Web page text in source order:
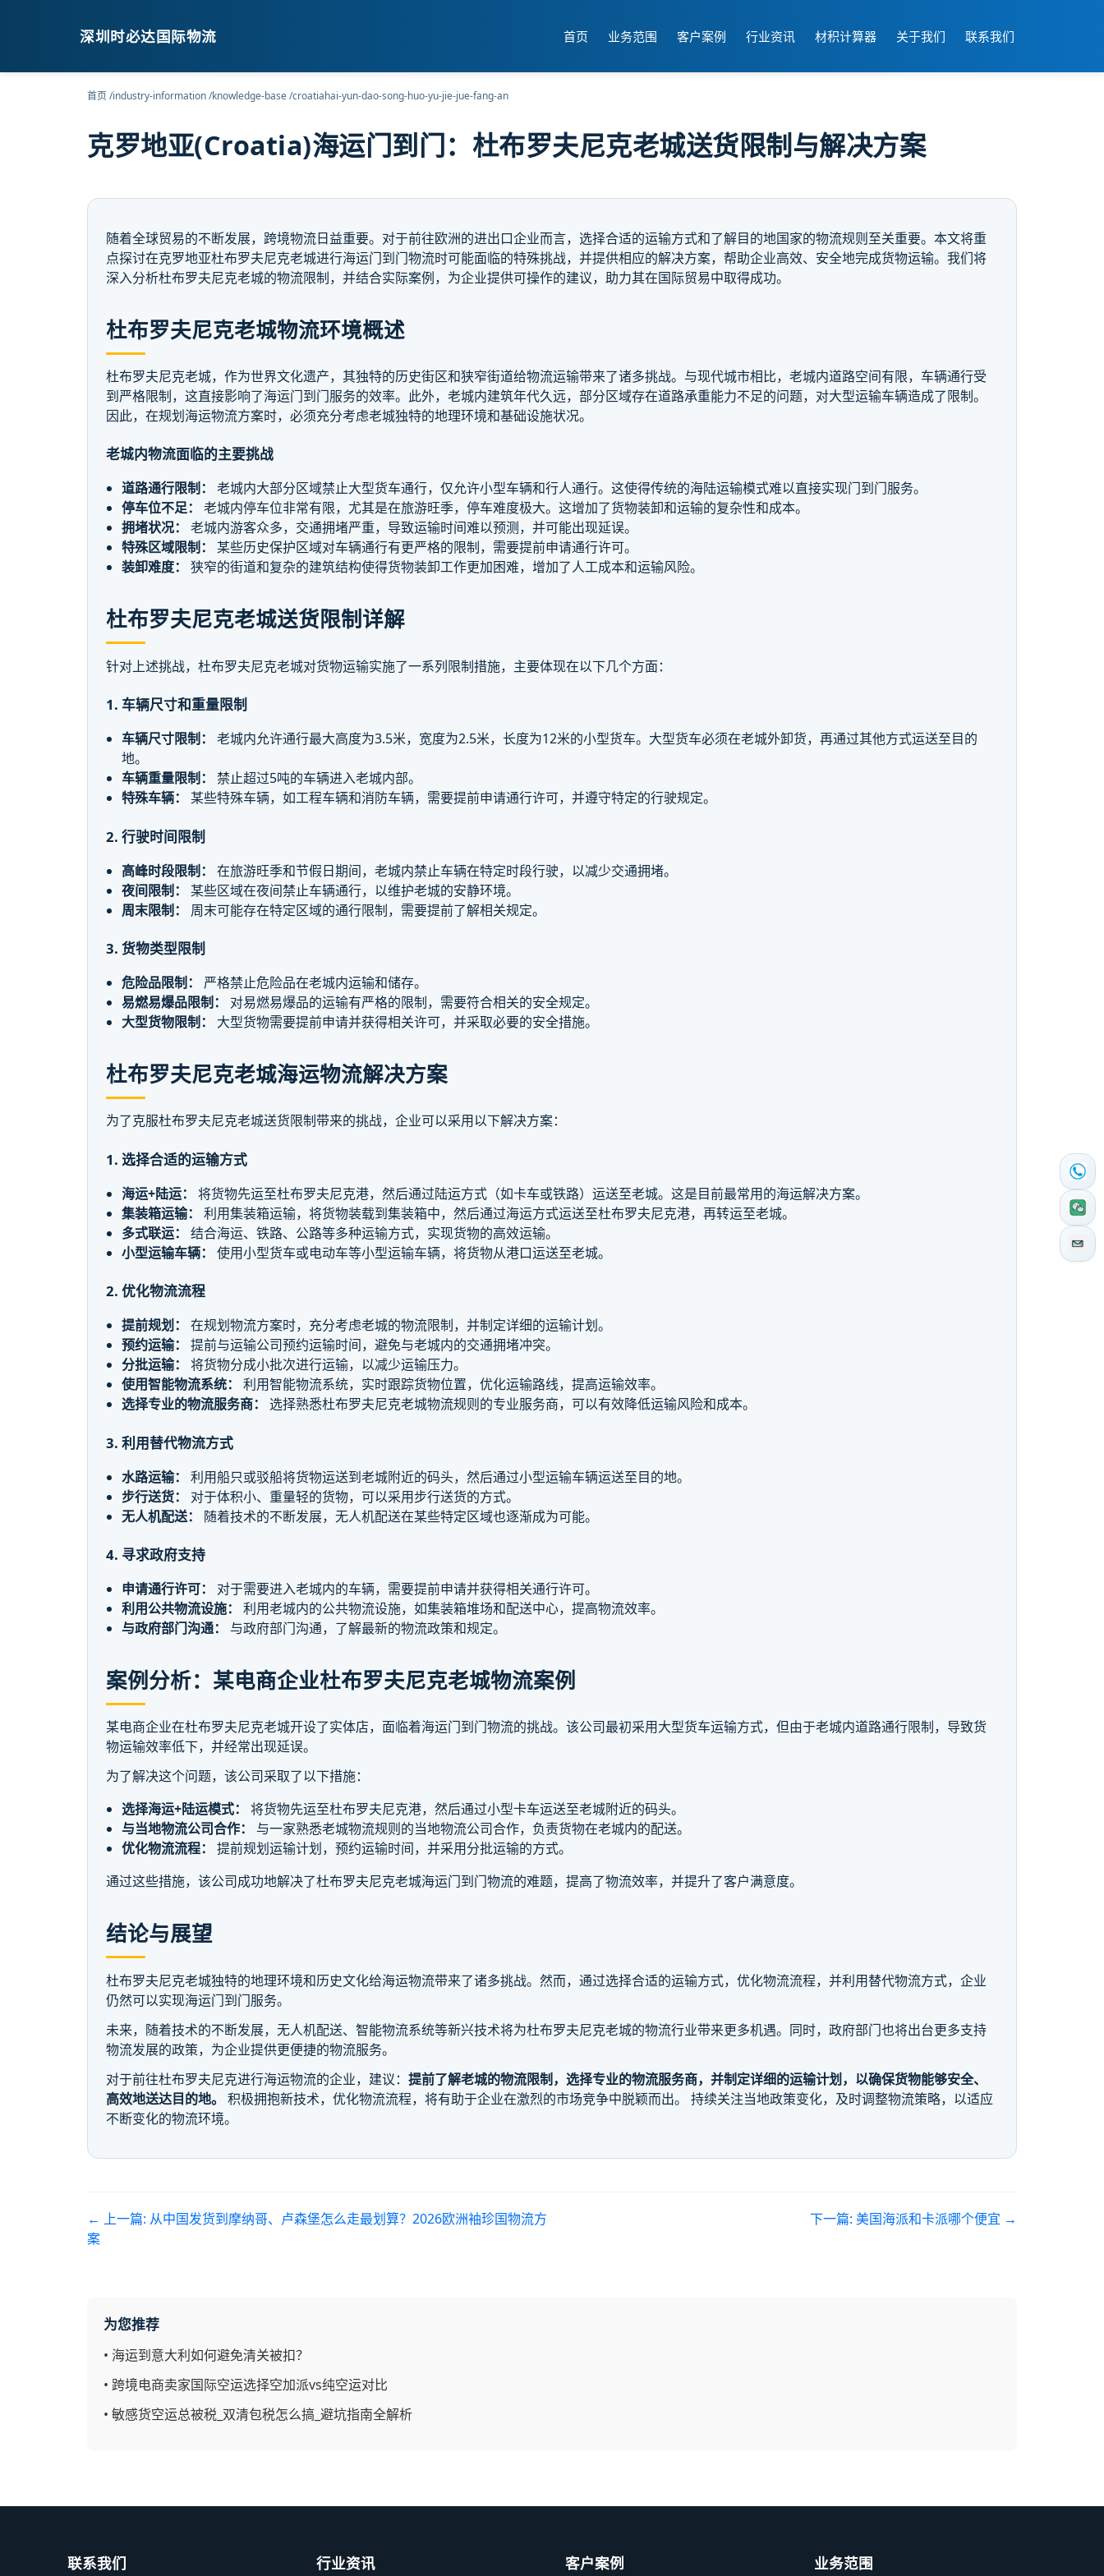
深圳时必达国际物流 首页 业务范围 客户案例 行业资讯 材积计算器 关于我们 联系我们
首页/industry-information/knowledge-base/croatiahai-yun-dao-song-huo-yu-jie-jue-fang-an
克罗地亚(Croatia)海运门到门：杜布罗夫尼克老城送货限制与解决方案
随着全球贸易的不断发展，跨境物流日益重要。对于前往欧洲的进出口企业而言，选择合适的运输方式和了解目的地国家的物流规则至关重要。本文将重
点探讨在克罗地亚杜布罗夫尼克老城进行海运门到门物流时可能面临的特殊挑战，并提供相应的解决方案，帮助企业高效、安全地完成货物运输。我们将
深入分析杜布罗夫尼克老城的物流限制，并结合实际案例，为企业提供可操作的建议，助力其在国际贸易中取得成功。
杜布罗夫尼克老城物流环境概述
杜布罗夫尼克老城，作为世界文化遗产，其独特的历史街区和狭窄街道给物流运输带来了诸多挑战。与现代城市相比，老城内道路空间有限，车辆通行受
到严格限制，这直接影响了海运门到门服务的效率。此外，老城内建筑年代久远，部分区域存在道路承重能力不足的问题，对大型运输车辆造成了限制。
因此，在规划海运物流方案时，必须充分考虑老城独特的地理环境和基础设施状况。
老城内物流面临的主要挑战
道路通行限制：
老城内大部分区域禁止大型货车通行，仅允许小型车辆和行人通行。这使得传统的海陆运输模式难以直接实现门到门服务。
停车位不足：
老城内停车位非常有限，尤其是在旅游旺季，停车难度极大。这增加了货物装卸和运输的复杂性和成本。
拥堵状况：
老城内游客众多，交通拥堵严重，导致运输时间难以预测，并可能出现延误。
特殊区域限制：
某些历史保护区域对车辆通行有更严格的限制，需要提前申请通行许可。
装卸难度：
狭窄的街道和复杂的建筑结构使得货物装卸工作更加困难，增加了人工成本和运输风险。
杜布罗夫尼克老城送货限制详解
针对上述挑战，杜布罗夫尼克老城对货物运输实施了一系列限制措施，主要体现在以下几个方面：
1. 车辆尺寸和重量限制
车辆尺寸限制：
老城内允许通行最大高度为3.5米，宽度为2.5米，长度为12米的小型货车。大型货车必须在老城外卸货，再通过其他方式运送至目的
地。
车辆重量限制：
禁止超过5吨的车辆进入老城内部。
特殊车辆：
某些特殊车辆，如工程车辆和消防车辆，需要提前申请通行许可，并遵守特定的行驶规定。
2. 行驶时间限制
高峰时段限制：
在旅游旺季和节假日期间，老城内禁止车辆在特定时段行驶，以减少交通拥堵。
夜间限制：
某些区域在夜间禁止车辆通行，以维护老城的安静环境。
周末限制：
周末可能存在特定区域的通行限制，需要提前了解相关规定。
3. 货物类型限制
危险品限制：
严格禁止危险品在老城内运输和储存。
易燃易爆品限制：
对易燃易爆品的运输有严格的限制，需要符合相关的安全规定。
大型货物限制：
大型货物需要提前申请并获得相关许可，并采取必要的安全措施。
杜布罗夫尼克老城海运物流解决方案
为了克服杜布罗夫尼克老城送货限制带来的挑战，企业可以采用以下解决方案：
1. 选择合适的运输方式
海运+陆运：
将货物先运至杜布罗夫尼克港，然后通过陆运方式（如卡车或铁路）运送至老城。这是目前最常用的海运解决方案。
集装箱运输：
利用集装箱运输，将货物装载到集装箱中，然后通过海运方式运送至杜布罗夫尼克港，再转运至老城。
多式联运：
结合海运、铁路、公路等多种运输方式，实现货物的高效运输。
小型运输车辆：
使用小型货车或电动车等小型运输车辆，将货物从港口运送至老城。
2. 优化物流流程
提前规划：
在规划物流方案时，充分考虑老城的物流限制，并制定详细的运输计划。
预约运输：
提前与运输公司预约运输时间，避免与老城内的交通拥堵冲突。
分批运输：
将货物分成小批次进行运输，以减少运输压力。
使用智能物流系统：
利用智能物流系统，实时跟踪货物位置，优化运输路线，提高运输效率。
选择专业的物流服务商：
选择熟悉杜布罗夫尼克老城物流规则的专业服务商，可以有效降低运输风险和成本。
3. 利用替代物流方式
水路运输：
利用船只或驳船将货物运送到老城附近的码头，然后通过小型运输车辆运送至目的地。
步行送货：
对于体积小、重量轻的货物，可以采用步行送货的方式。
无人机配送：
随着技术的不断发展，无人机配送在某些特定区域也逐渐成为可能。
4. 寻求政府支持
申请通行许可：
对于需要进入老城内的车辆，需要提前申请并获得相关通行许可。
利用公共物流设施：
利用老城内的公共物流设施，如集装箱堆场和配送中心，提高物流效率。
与政府部门沟通：
与政府部门沟通，了解最新的物流政策和规定。
案例分析：某电商企业杜布罗夫尼克老城物流案例
某电商企业在杜布罗夫尼克老城开设了实体店，面临着海运门到门物流的挑战。该公司最初采用大型货车运输方式，但由于老城内道路通行限制，导致货
物运输效率低下，并经常出现延误。
为了解决这个问题，该公司采取了以下措施：
选择海运+陆运模式：
将货物先运至杜布罗夫尼克港，然后通过小型卡车运送至老城附近的码头。
与当地物流公司合作：
与一家熟悉老城物流规则的当地物流公司合作，负责货物在老城内的配送。
优化物流流程：
提前规划运输计划，预约运输时间，并采用分批运输的方式。
通过这些措施，该公司成功地解决了杜布罗夫尼克老城海运门到门物流的难题，提高了物流效率，并提升了客户满意度。
结论与展望
杜布罗夫尼克老城独特的地理环境和历史文化给海运物流带来了诸多挑战。然而，通过选择合适的运输方式，优化物流流程，并利用替代物流方式，企业
仍然可以实现海运门到门服务。
未来，随着技术的不断发展，无人机配送、智能物流系统等新兴技术将为杜布罗夫尼克老城的物流行业带来更多机遇。同时，政府部门也将出台更多支持
物流发展的政策，为企业提供更便捷的物流服务。
对于前往杜布罗夫尼克进行海运物流的企业，建议：提前了解老城的物流限制，选择专业的物流服务商，并制定详细的运输计划，以确保货物能够安全、
高效地送达目的地。 积极拥抱新技术，优化物流流程，将有助于企业在激烈的市场竞争中脱颖而出。 持续关注当地政策变化，及时调整物流策略，以适应
不断变化的物流环境。
← 上一篇: 从中国发货到摩纳哥、卢森堡怎么走最划算？2026欧洲袖珍国物流方
案
下一篇: 美国海派和卡派哪个便宜 →
为您推荐
• 海运到意大利如何避免清关被扣？
• 跨境电商卖家国际空运选择空加派vs纯空运对比
• 敏感货空运总被税_双清包税怎么搞_避坑指南全解析
联系我们 行业资讯 客户案例 业务范围